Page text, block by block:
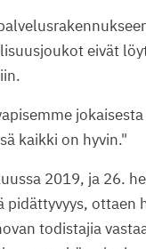
eivät
kaikki on hyvin."
2019, ja 26.
ottaen
todistajia